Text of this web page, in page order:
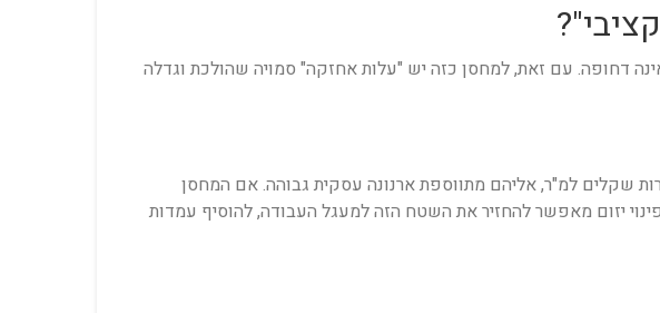
דחופה. עם זאת, למחסן כזה יש "עלות אחזקה" סמויה שהולכת וגדלה
שקלים למ"ר, אליהם מתווספת ארנונה עסקית גבוהה. אם המחסן
פינוי יזום מאפשר להחזיר את השטח הזה למעגל העבודה, להוסיף עמדות